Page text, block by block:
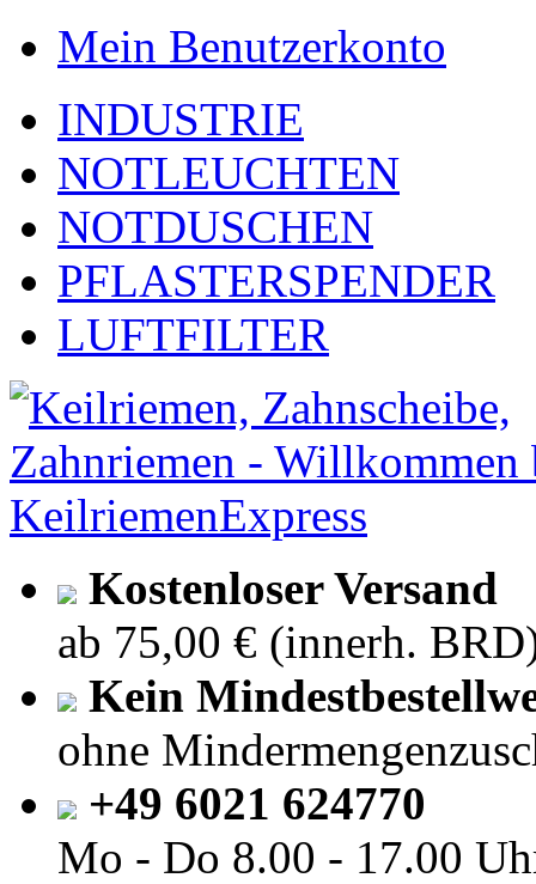
Mein Benutzerkonto
INDUSTRIE
NOTLEUCHTEN
NOTDUSCHEN
PFLASTERSPENDER
LUFTFILTER
Kostenloser Versand
ab 75,00 € (innerh.
Kein
ohne
+49 6021 624770
Mo - Do 8.00 - 17.00